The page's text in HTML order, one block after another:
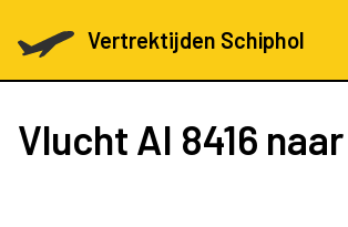
Vertrektijden Schiphol
Vlucht AI 8416